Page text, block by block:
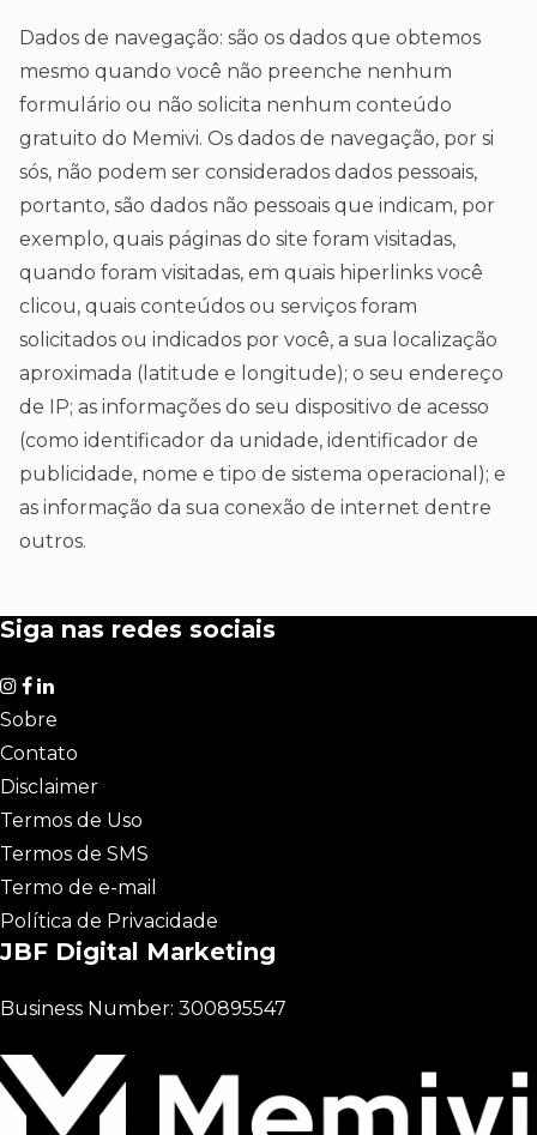
Dados de navegação: são os dados que obtemos
mesmo quando você não preenche nenhum
formulário ou não solicita nenhum conteúdo
gratuito do Memivi. Os dados de navegação, por si
sós, não podem ser considerados dados pessoais,
portanto, são dados não pessoais que indicam, por
exemplo, quais páginas do site foram visitadas,
quando foram visitadas, em quais hiperlinks você
clicou, quais conteúdos ou serviços foram
solicitados ou indicados por você, a sua localização
aproximada (latitude e longitude); o seu endereço
de IP; as informações do seu dispositivo de acesso
(como identificador da unidade, identificador de
publicidade, nome e tipo de sistema operacional); e
as informação da sua conexão de internet dentre
outros.
Siga nas redes sociais
Sobre
Contato
Disclaimer
Termos de Uso
Termos de SMS
Termo de e-mail
Política de Privacidade
JBF Digital Marketing
Business Number: 300895547